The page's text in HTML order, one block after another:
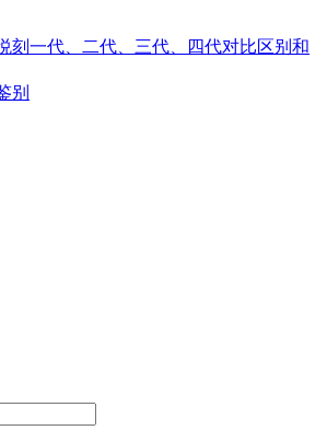
刻一代、二代、三代、四代对比区别和
别